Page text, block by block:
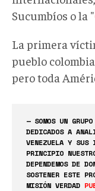
Sucumbíos o la "
La primera
pueblo
pero toda
— SOMOS UN
DEDICADOS A
VENEZUELA Y SUS
PRINCIPIO
DEPENDEMOS DE
SOSTENER ESTE
MISIÓN VERDAD